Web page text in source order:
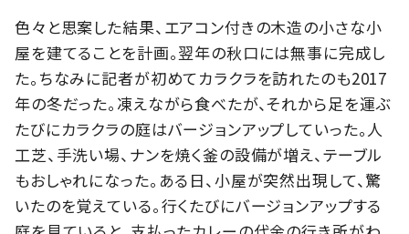
色々と思案した結果、エアコン付きの木造の小さな小
屋を建てることを計画。翌年の秋口には無事に完成し
た。ちなみに記者が初めてカラクラを訪れたのも2017
年の冬だった。凍えながら食べたが、それから足を運ぶ
たびにカラクラの庭はバージョンアップしていった。人
工芝、手洗い場、ナンを焼く釜の設備が増え、テーブル
もおしゃれになった。ある日、小屋が突然出現して、驚
いたのを覚えている。行くたびにバージョンアップする